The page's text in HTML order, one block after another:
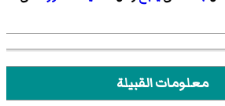
معلومات القبيلة